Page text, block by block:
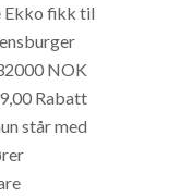
Ekko fikk til
NOK
Rabatt
står med